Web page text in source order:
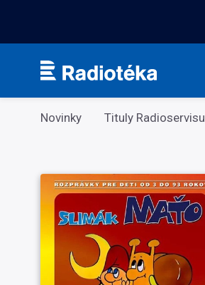
Kategorie
Novinky Tituly Radioservisu